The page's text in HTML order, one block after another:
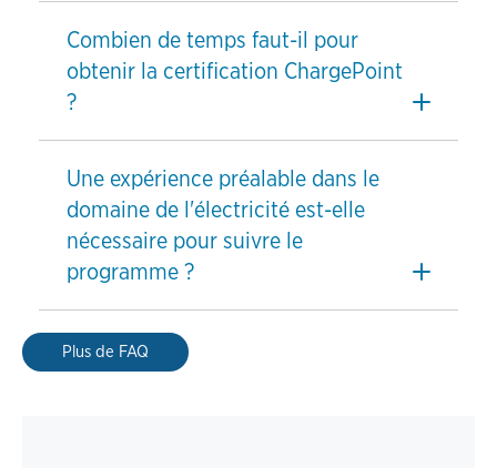
Combien de temps faut-il pour
obtenir la certification ChargePoint
?
Une expérience préalable dans le
domaine de l'électricité est-elle
nécessaire pour suivre le
programme ?
Plus de FAQ